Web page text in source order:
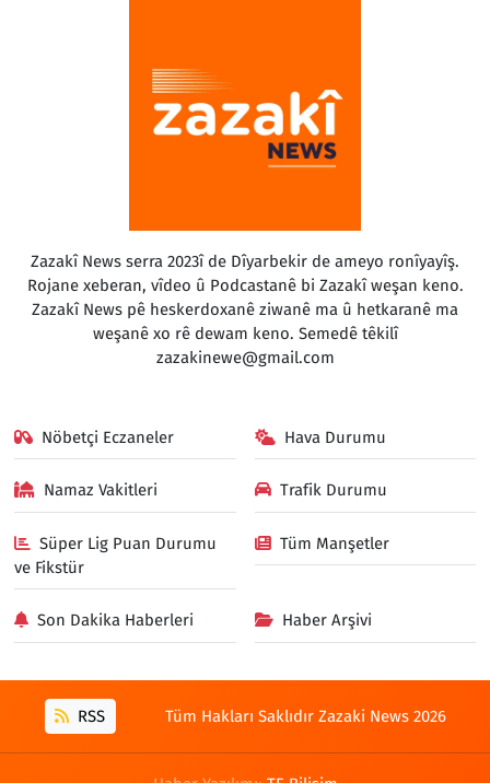
Zazakî News serra 2023î de Dîyarbekir de ameyo ronîyayîş.
Rojane xeberan, vîdeo û Podcastanê bi Zazakî weşan keno.
Zazakî News pê heskerdoxanê ziwanê ma û hetkaranê ma
weşanê xo rê dewam keno. Semedê têkilî
zazakinewe@gmail.com
Nöbetçi Eczaneler Hava Durumu
Namaz Vakitleri Trafik Durumu
Süper Lig Puan Durumu
ve Fikstür
Tüm Manşetler
Son Dakika Haberleri Haber Arşivi
RSS Tüm Hakları Saklıdır Zazaki News 2026